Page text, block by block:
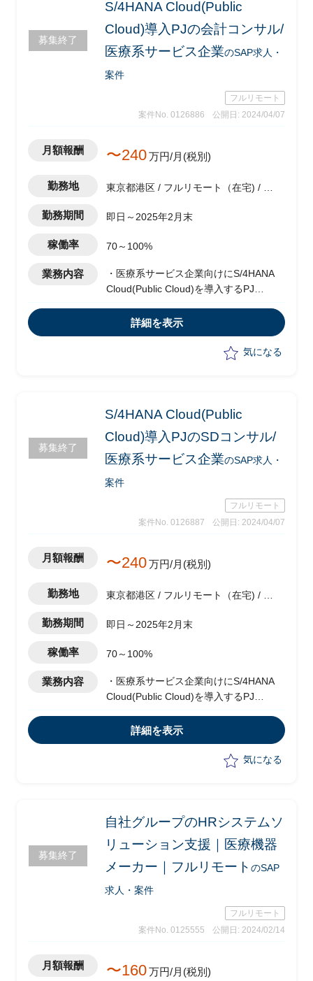
募集終了
S/4HANA Cloud(Public
Cloud)導入PJの会計コンサル/
医療系サービス企業のSAP求人・
案件
フルリモート
案件No. 0126886
公開日: 2024/04/07
月額報酬 〜240万円/月(税別)
勤務地
東京都港区 / フルリモート（在宅) / 神
勤務期間 即日～2025年2月末
稼働率 70～100%
業務内容
・医療系サービス企業向けにS/4HANA
Cloud(Public Cloud)を導入するPJ
・SAPコンサルタントとして要件定義の
詳細を表示
気になる
募集終了
S/4HANA Cloud(Public
Cloud)導入PJのSDコンサル/
医療系サービス企業のSAP求人・
案件
フルリモート
案件No. 0126887
公開日: 2024/04/07
月額報酬 〜240万円/月(税別)
勤務地
東京都港区 / フルリモート（在宅) / 神
勤務期間 即日～2025年2月末
稼働率 70～100%
業務内容
・医療系サービス企業向けにS/4HANA
Cloud(Public Cloud)を導入するPJ
・SAPコンサルタントとして要件定義の
詳細を表示
気になる
募集終了
自社グループのHRシステムソ
リューション支援｜医療機器
メーカー｜フルリモート のSAP
求人・案件
フルリモート
案件No. 0125555
公開日: 2024/02/14
月額報酬 〜160万円/月(税別)